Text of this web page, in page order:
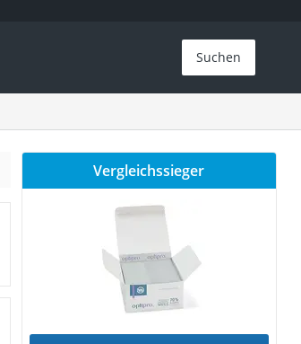
Suchen
Vergleichssieger